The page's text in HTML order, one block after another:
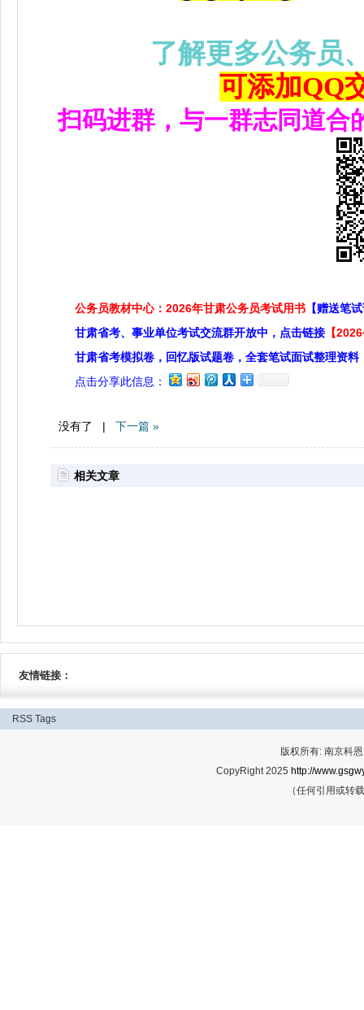
了解更多公务员
可添加QQ
扫码进群，与一群志同道合
公务员教材中心：2026年甘肃公务员考试用书 【赠送笔
甘肃省考、事业单位考试交流群开放中，点击链接 【
甘肃省考模拟卷，回忆版试题卷，全套笔试面试整理资料
点击分享此信息：
没有了 | 下一篇 »
相关文章
友情链接：
RSS Tags
版权所有: 南京科
CopyRight 2025 http://
（任何引用或转